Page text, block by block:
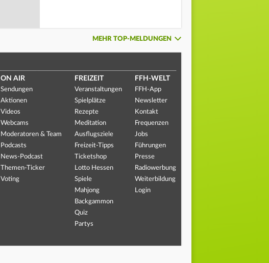
MEHR TOP-MELDUNGEN
ON AIR
Sendungen
Aktionen
Videos
Webcams
Moderatoren & Team
Podcasts
News-Podcast
Themen-Ticker
Voting
FREIZEIT
Veranstaltungen
Spielplätze
Rezepte
Meditation
Ausflugsziele
Freizeit-Tipps
Ticketshop
Lotto Hessen
Spiele
Mahjong
Backgammon
Quiz
Partys
FFH-WELT
FFH-App
Newsletter
Kontakt
Frequenzen
Jobs
Führungen
Presse
Radiowerbung
Weiterbildung
Login